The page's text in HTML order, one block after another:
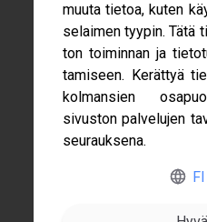
Gofore
Nimeni
muuta tie­toa, kuten
selai­men tyy­pin. Tätä
ton toi­min­nan ja
ta­mi­seen. Kerät­tyä
kol­man­sien
sivus­ton pal­ve­lu­jen
seu­rauk­sena.
FI